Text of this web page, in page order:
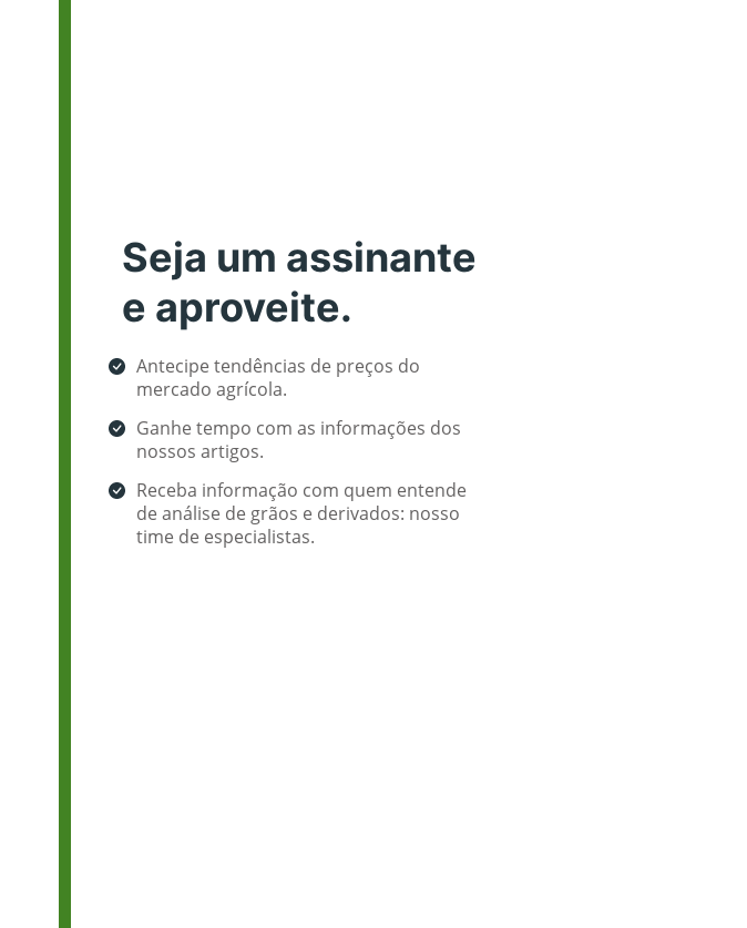
Seja um assinante
e aproveite.
Antecipe tendências de preços do
mercado agrícola.
Ganhe tempo com as informações dos
nossos artigos.
Receba informação com quem entende
de análise de grãos e derivados: nosso
time de especialistas.